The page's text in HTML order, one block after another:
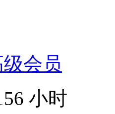
会员
小时